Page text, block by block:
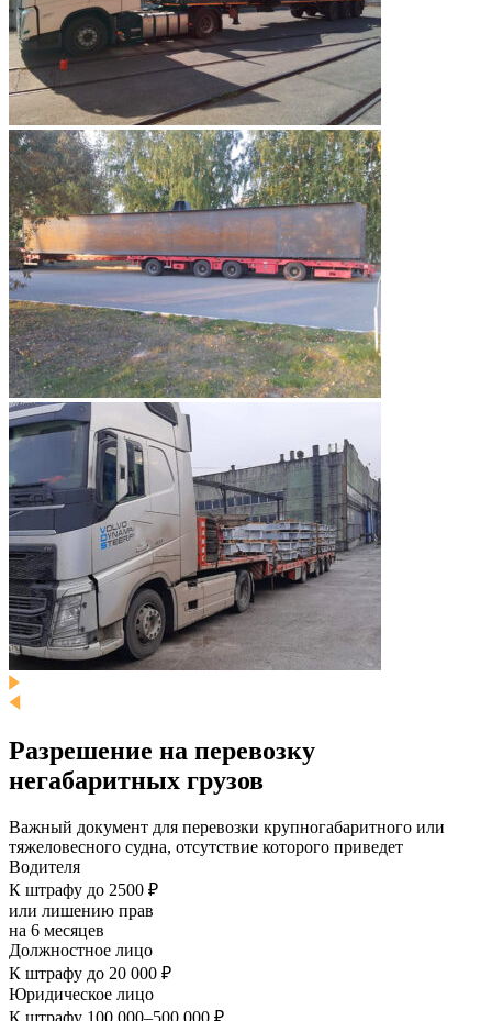
Разрешение на перевозку
негабаритных грузов
Важный документ для перевозки крупногабаритного или
тяжеловесного судна, отсутствие которого приведет
Водителя
К штрафу до 2500 ₽
или лишению прав
на 6 месяцев
Должностное лицо
К штрафу до 20 000 ₽
Юридическое лицо